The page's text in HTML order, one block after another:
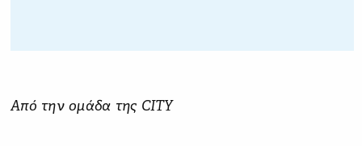
Από την ομάδα της CITY